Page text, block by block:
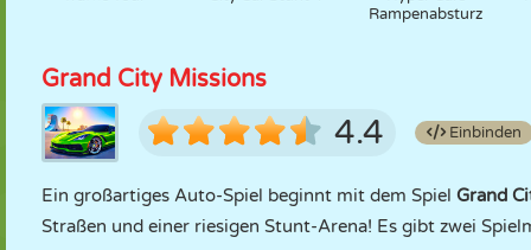
Rampenabsturz
Grand City Missions
4.4 Einbinden
Ein großartiges Auto-Spiel beginnt mit dem Spiel Grand
Straßen und einer riesigen Stunt-Arena! Es gibt zwei